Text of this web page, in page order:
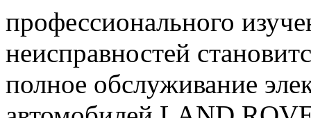
профессионального
неисправностей
полное обслуживание